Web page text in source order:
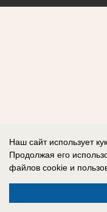
Наш сайт использует
Продолжая его
файлов cookie и